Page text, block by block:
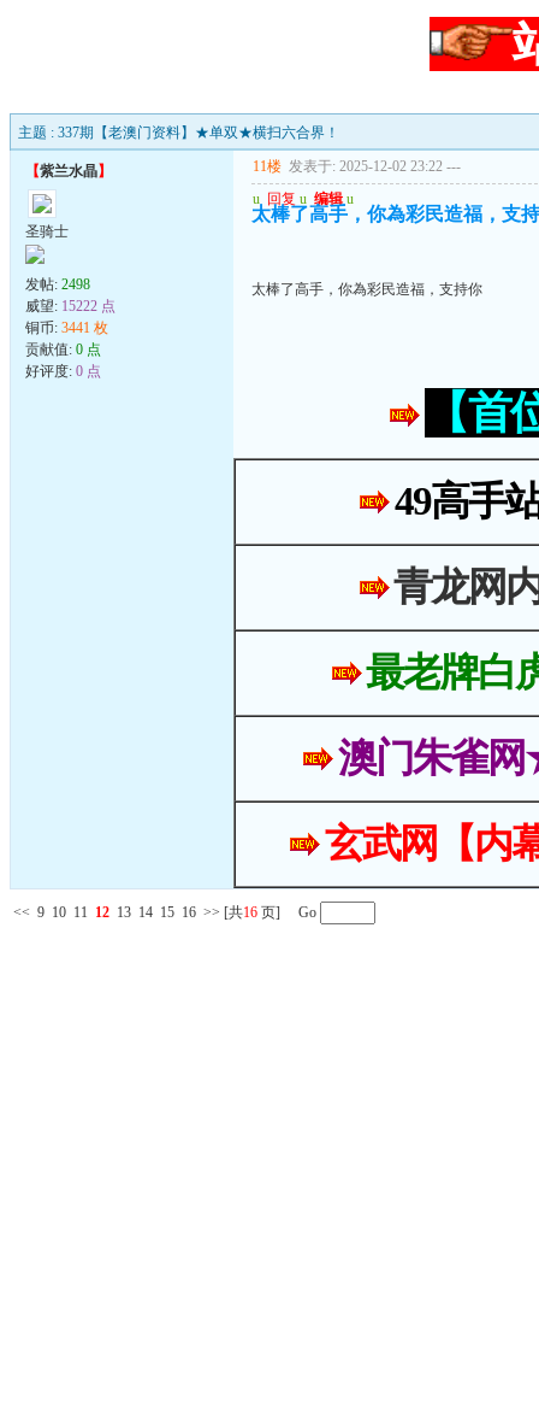
主题 : 337期【老澳门资料】★单双★横扫六合界！
【紫兰水晶】
圣骑士
发帖: 2498
威望: 15222 点
铜币: 3441 枚
贡献值: 0 点
好评度: 0 点
11楼 发表于: 2025-12-02 23:22 ---
u 回复 u 编辑 u
太棒了高手，你為彩民造福，支
太棒了高手，你為彩民造福，支持你
【
49高手
青龙网
最老牌白
澳门朱雀
玄武网【内
<< 9 10 11 12 13 14 15 16 >> [共16 页] Go